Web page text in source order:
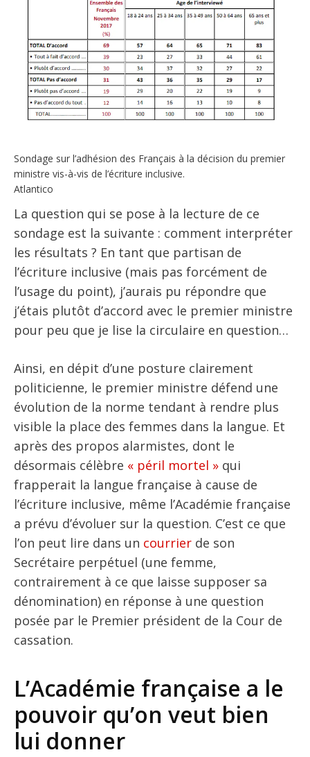
Sondage sur l’adhésion des Français à la décision du premier
ministre vis-à-vis de l’écriture inclusive.
Atlantico
La question qui se pose à la lecture de ce
sondage est la suivante : comment interpréter
les résultats ? En tant que partisan de
l’écriture inclusive (mais pas forcément de
l’usage du point), j’aurais pu répondre que
j’étais plutôt d’accord avec le premier ministre
pour peu que je lise la circulaire en question…
Ainsi, en dépit d’une posture clairement
politicienne, le premier ministre défend une
évolution de la norme tendant à rendre plus
visible la place des femmes dans la langue. Et
après des propos alarmistes, dont le
désormais célèbre « péril mortel » qui
frapperait la langue française à cause de
l’écriture inclusive, même l’Académie française
a prévu d’évoluer sur la question. C’est ce que
l’on peut lire dans un courrier de son
Secrétaire perpétuel (une femme,
contrairement à ce que laisse supposer sa
dénomination) en réponse à une question
posée par le Premier président de la Cour de
cassation.
L’Académie française a le
pouvoir qu’on veut bien
lui donner